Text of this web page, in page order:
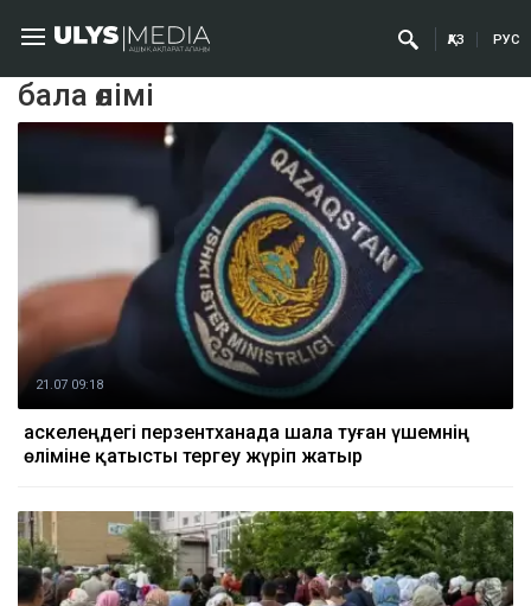
ҚАЗ РУС
бала өлімі
21.07 09:18
Қаскелеңдегі перзентханада шала туған үшемнің
өліміне қатысты тергеу жүріп жатыр